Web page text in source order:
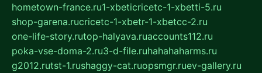
hometown-france.ru1-xbeticricetc-1-xbetti-5.ru
shop-garena.rucricetc-1-xbetr-1-xbetcc-2.ru
one-life-story.rutop-halyava.ruaccounts112.ru
poka-vse-doma-2.ru3-d-file.ruhahahaharms.ru
g2012.rutst-1.rushaggy-cat.ruopsmgr.ruev-gallery.ru